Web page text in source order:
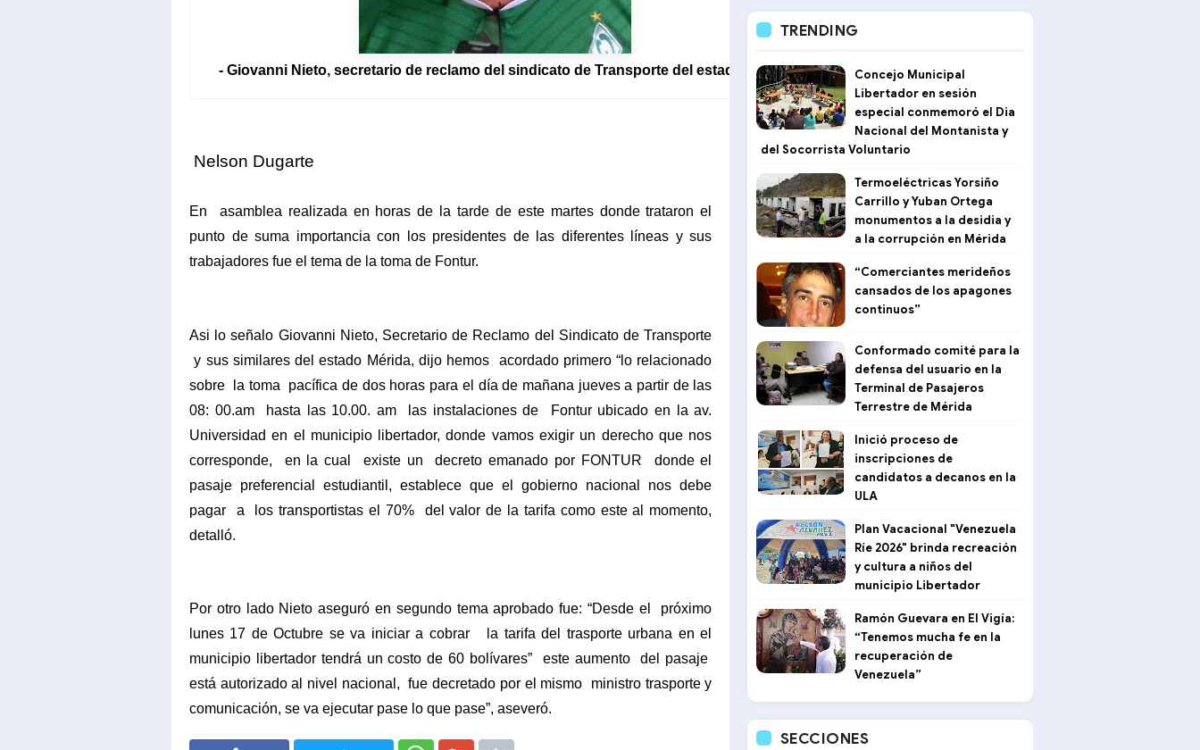
- Giovanni Nieto, secretario de reclamo del sindicato de Transporte del estado Mérida
Nelson Dugarte
En
asamblea realizada en horas de la tarde de este martes donde trataron el
punto de suma importancia con los presidentes de las diferentes líneas y sus
trabajadores fue el tema de la toma de Fontur.
Asi lo señalo Giovanni Nieto, Secretario de Reclamo del Sindicato de Transporte
y sus similares del estado Mérida, dijo hemos
acordado primero “lo relacionado
sobre
la toma
pacífica de dos horas para el día de mañana jueves a partir de las
08: 00.am
hasta las 10.00. am las instalaciones de
Fontur ubicado en la av.
Universidad en el municipio libertador, donde vamos exigir un derecho que nos
corresponde,
en la cual existe un decreto emanado por FONTUR
donde el
pasaje preferencial estudiantil, establece que el gobierno nacional nos debe
pagar
a los transportistas el 70%
del valor de la tarifa como este al momento,
detalló.
Por otro lado Nieto aseguró en segundo tema aprobado fue: “Desde el
próximo
lunes 17 de Octubre se va iniciar a cobrar
la tarifa del trasporte urbana en el
municipio libertador tendrá un costo de 60 bolívares”
este aumento
del pasaje
está autorizado al nivel nacional,
fue decretado por el mismo
ministro trasporte y
comunicación, se va ejecutar pase lo que pase”, aseveró.
TRENDING
Concejo Municipal
Libertador en sesión
especial conmemoró el Dia
Nacional del Montanista y
del Socorrista Voluntario
Termoeléctricas Yorsiño
Carrillo y Yuban Ortega
monumentos a la desidia y
a la corrupción en Mérida
“Comerciantes merideños
cansados de los apagones
continuos”
Conformado comité para la
defensa del usuario en la
Terminal de Pasajeros
Terrestre de Mérida
Inició proceso de
inscripciones de
candidatos a decanos en la
ULA
Plan Vacacional "Venezuela
Ríe 2026" brinda recreación
y cultura a niños del
municipio Libertador
Ramón Guevara en El Vigía:
“Tenemos mucha fe en la
recuperación de
Venezuela”
SECCIONES